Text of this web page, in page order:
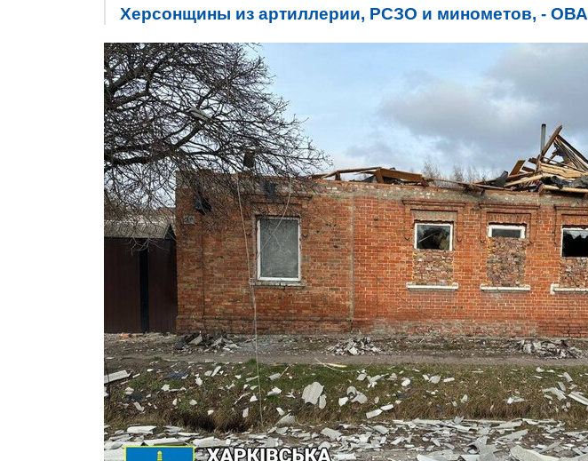
Херсонщины из артиллерии, РСЗО и минометов, - ОВА